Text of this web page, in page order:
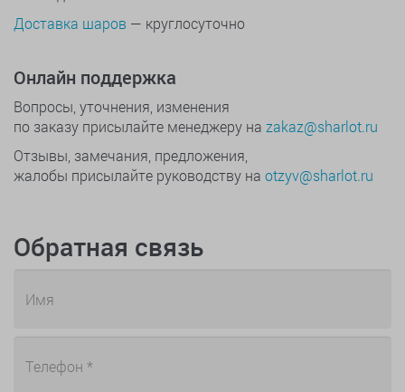
Доставка шаров — круглосуточно
Онлайн поддержка
Вопросы, уточнения, изменения
по заказу присылайте менеджеру на zakaz@sharlot.ru
Отзывы, замечания, предложения,
жалобы присылайте руководству на otzyv@sharlot.ru
Обратная связь